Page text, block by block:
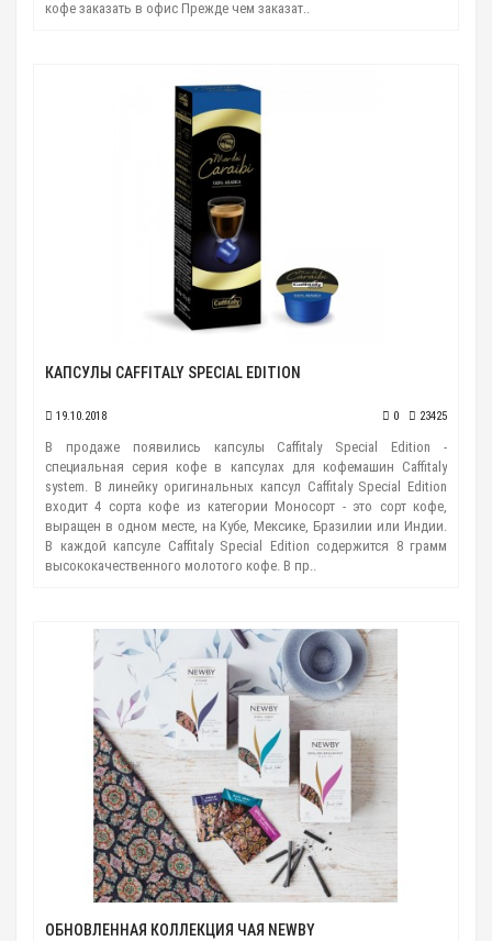
кофе заказать в офис Прежде чем заказат..
КАПСУЛЫ CAFFITALY SPECIAL EDITION
19.10.2018 0 23425
В продаже появились капсулы Caffitaly Special Edition -
специальная серия кофе в капсулах для кофемашин Caffitaly
system. В линейку оригинальных капсул Caffitaly Special Edition
входит 4 сорта кофе из категории Моносорт - это сорт кофе,
выращен в одном месте, на Кубе, Мексике, Бразилии или Индии.
В каждой капсуле Caffitaly Special Edition содержится 8 грамм
высококачественного молотого кофе. В пр..
ОБНОВЛЕННАЯ КОЛЛЕКЦИЯ ЧАЯ NEWBY